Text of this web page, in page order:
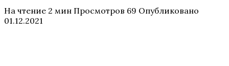
На чтение 2 мин Просмотров 69 Опубликовано
01.12.2021